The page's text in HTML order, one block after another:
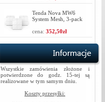
Tenda Nova MW6
System Mesh, 3-pack
cena: 352,50zł
Wszystkie zamówienia złożone i
potwierdzone do godz. 15-tej są
realizowane w tym samym dniu.
Koszty przesyłki: